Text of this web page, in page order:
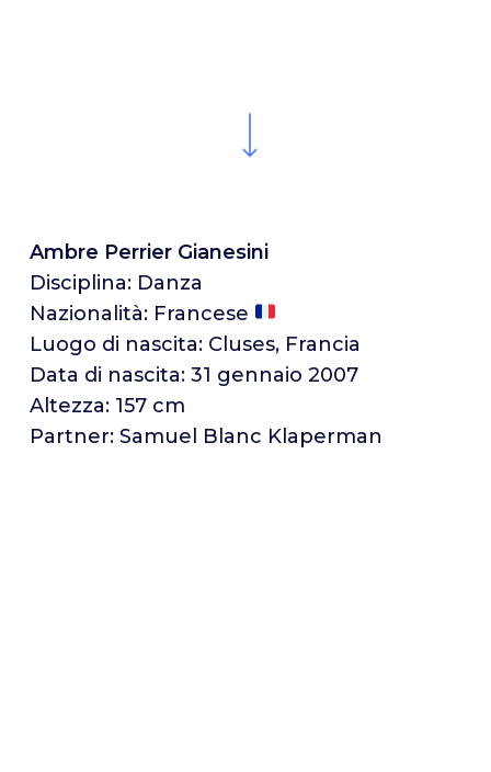
Ambre Perrier Gianesini
Disciplina: Danza
Nazionalità: Francese
Luogo di nascita: Cluses, Francia
Data di nascita: 31 gennaio 2007
Altezza: 157 cm
Partner: Samuel Blanc Klaperman